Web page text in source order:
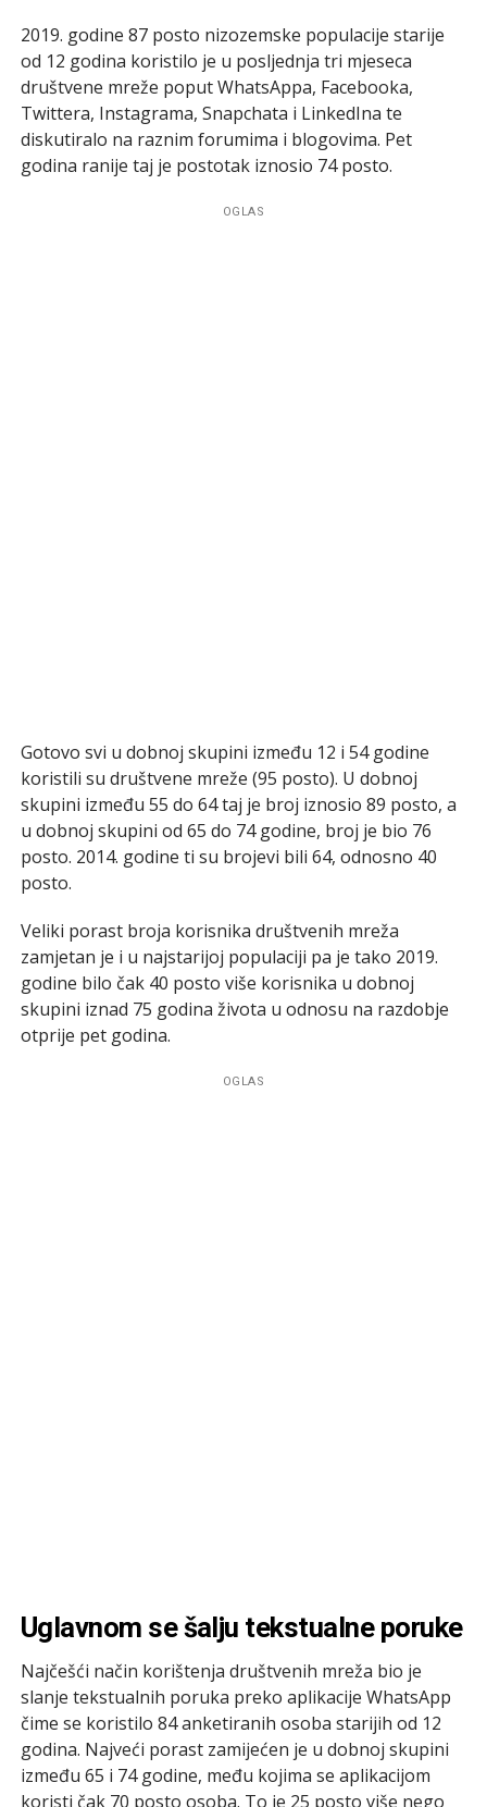
2019. godine 87 posto nizozemske populacije starije
od 12 godina koristilo je u posljednja tri mjeseca
društvene mreže poput WhatsAppa, Facebooka,
Twittera, Instagrama, Snapchata i LinkedIna te
diskutiralo na raznim forumima i blogovima. Pet
godina ranije taj je postotak iznosio 74 posto.
OGLAS
Gotovo svi u dobnoj skupini između 12 i 54 godine
koristili su društvene mreže (95 posto). U dobnoj
skupini između 55 do 64 taj je broj iznosio 89 posto, a
u dobnoj skupini od 65 do 74 godine, broj je bio 76
posto. 2014. godine ti su brojevi bili 64, odnosno 40
posto.
Veliki porast broja korisnika društvenih mreža
zamjetan je i u najstarijoj populaciji pa je tako 2019.
godine bilo čak 40 posto više korisnika u dobnoj
skupini iznad 75 godina života u odnosu na razdobje
otprije pet godina.
OGLAS
Uglavnom se šalju tekstualne poruke
Najčešći način korištenja društvenih mreža bio je
slanje tekstualnih poruka preko aplikacije WhatsApp
čime se koristilo 84 anketiranih osoba starijih od 12
godina. Najveći porast zamijećen je u dobnoj skupini
između 65 i 74 godine, među kojima se aplikacijom
koristi čak 70 posto osoba. To je 25 posto više nego